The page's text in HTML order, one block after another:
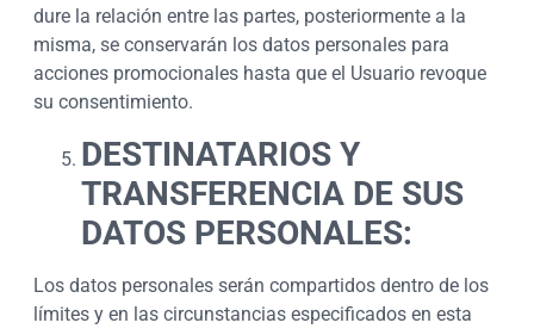
dure la relación entre las partes, posteriormente a la
misma, se conservarán los datos personales para
acciones promocionales hasta que el Usuario revoque
su consentimiento.
DESTINATARIOS Y
TRANSFERENCIA DE SUS
DATOS PERSONALES:
Los datos personales serán compartidos dentro de los
límites y en las circunstancias especificados en esta